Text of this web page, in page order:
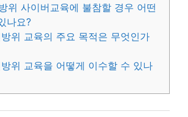
위 사이버교육에 불참할 경우 어떤
나요?
위 교육의 주요 목적은 무엇인가
위 교육을 어떻게 이수할 수 있나